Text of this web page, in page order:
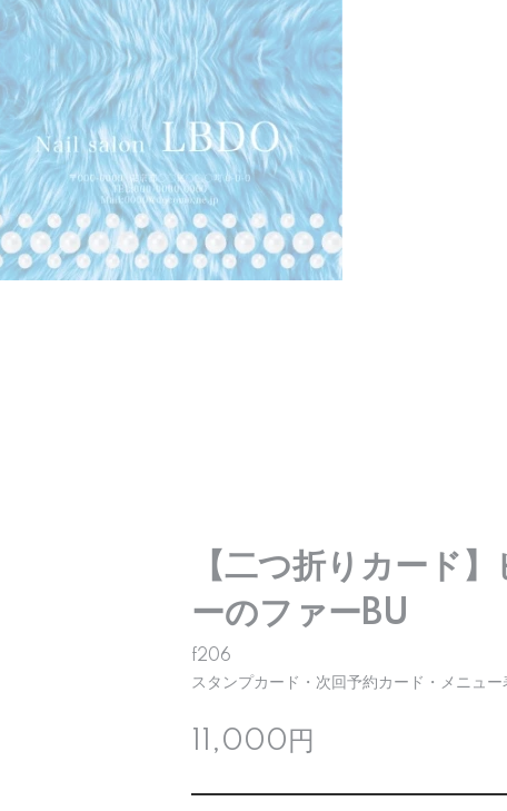
【二つ折りカード
ーのファーBU
f206
スタンプカード・次回予約カード・メニュー
11,000円